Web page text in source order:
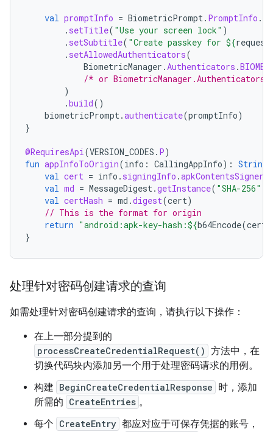
val promptInfo = BiometricPrompt. PromptInfo .
. setTitle( "Use your screen lock" )
. setSubtitle( "Create passkey for ${request
. setAllowedAuthenticators(
BiometricManager .Authenticators .
/* or
)
.build()
biometricPrompt.authenticate(promptInfo)
}
@RequiresApi(VERSION_CODES . P)
fun appInfoToOrigin(info : CallingAppInfo): String
val cert = info . signingInfo .apkContentsSigners
val md = MessageDigest.getInstance( "SHA-256"
val certHash = md .digest(cert)
// This is the format for origin
return "android:apk-key-hash:${b64Encode(
}
处理针对密码创建请求的查询
如需处理针对密码创建请求的查询，请执行以下操作：
在上一部分提到的
processCreateCredentialRequest() 方法中，在
切换代码块内添加另一个用于处理密码请求的用例。
构建 BeginCreateCredentialResponse 时，添加
所需的 CreateEntries 。
每个 CreateEntry 都应对应于可保存凭据的账号，